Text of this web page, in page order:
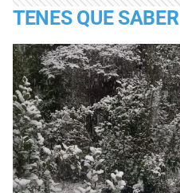
TENES QUE SABER